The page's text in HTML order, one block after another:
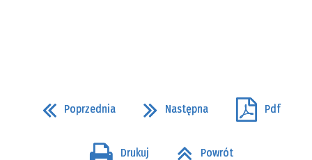
Poprzednia Następna Pdf
Drukuj Powrót